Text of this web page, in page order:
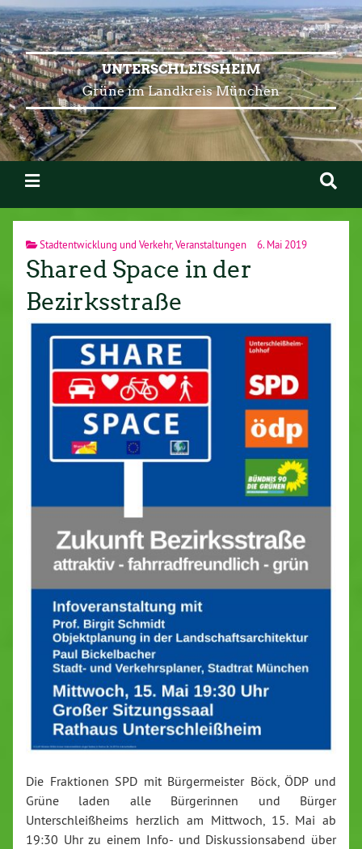
UNTERSCHLEISSHEIM
Grüne im Landkreis München
Stadtentwicklung und Verkehr,Veranstaltungen 6. Mai 2019
Shared Space in der
Bezirksstraße
Die Fraktionen SPD mit Bürgermeister Böck, ÖDP und
Grüne laden alle Bürgerinnen und Bürger
Unterschleißheims herzlich am Mittwoch, 15. Mai ab
19:30 Uhr zu einem Info- und Diskussionsabend über